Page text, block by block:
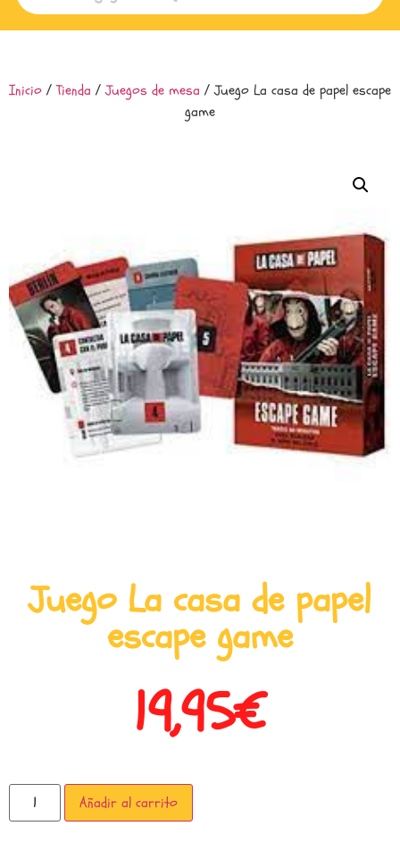
Inicio /Tienda /Juegos de mesa / Juego La casa de papel escape
game
Juego La casa de papel
escape game
19,95€
Añadir al carrito